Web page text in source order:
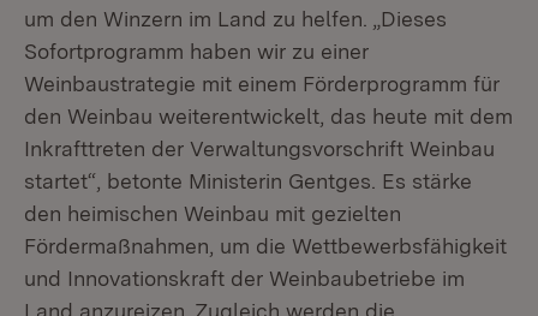
um den Winzern im Land zu helfen. „Dieses
Sofortprogramm haben wir zu einer
Weinbaustrategie mit einem Förderprogramm für
den Weinbau weiterentwickelt, das heute mit dem
Inkrafttreten der Verwaltungsvorschrift Weinbau
startet“, betonte Ministerin Gentges. Es stärke
den heimischen Weinbau mit gezielten
Fördermaßnahmen, um die Wettbewerbsfähigkeit
und Innovationskraft der Weinbaubetriebe im
Land anzureizen. Zugleich werden die